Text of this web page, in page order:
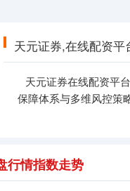
天元证券,在线配资
天元证券在线配资平
保障体系与多维风控策
行情指数走势